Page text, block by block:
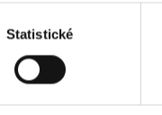
Statistické